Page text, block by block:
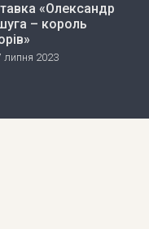
«Олександр
– король
липня 2023